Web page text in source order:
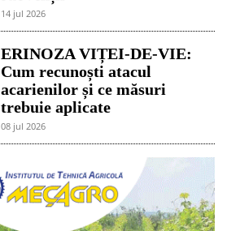
14 jul 2026
ERINOZA VIȚEI-DE-VIE:
Cum recunoști atacul
acarienilor și ce măsuri
trebuie aplicate
08 jul 2026